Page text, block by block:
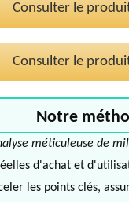
Consulter le
Consulter le
Notre
méticuleuse de
d'achat et
les points clés,